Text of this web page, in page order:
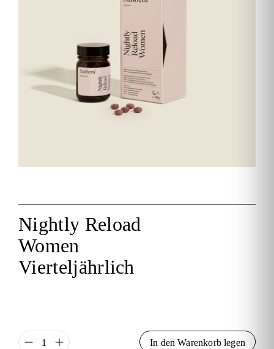
Nightly Reload
Women
Vierteljährlich
In den Warenkorb legen
Menge